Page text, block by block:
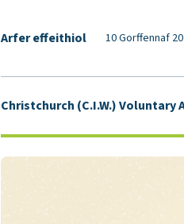
Arfer effeithiol 10 Gorffennaf
Christchurch (C.I.W.) Voluntary